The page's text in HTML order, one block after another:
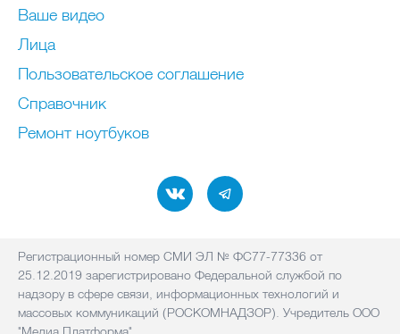
Ваше видео
Лица
Пользовательское соглашение
Справочник
Ремонт нoутбуков
Регистрационный номер СМИ ЭЛ № ФС77-77336 от
25.12.2019 зарегистрировано Федеральной службой по
надзору в сфере связи, информационных технологий и
массовых коммуникаций (РОСКОМНАДЗОР). Учредитель ООО